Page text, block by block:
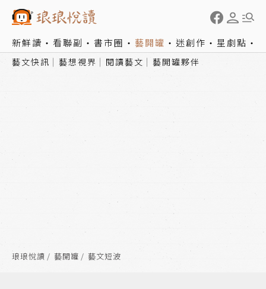
新鮮讀 看聯副 書市圈 藝開罐 迷創作 星劇點
藝文快訊 藝想視界 閱讀藝文 藝開罐夥伴
琅琅悅讀 藝開罐 藝文短波